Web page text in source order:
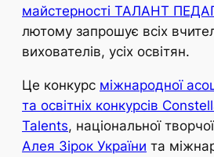
майстерності ТАЛАНТ
лютому запрошує всіх
вихователів, усіх освітян.
Це конкурс міжнародної
та освітніх конкурсів
Talents, національної
Алея Зірок України та